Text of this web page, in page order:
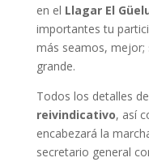
en el Llagar El
importantes tu
más seamos, mejor;
grande.
Todos los detalles
reivindicativo, así
encabezará la
secretario general